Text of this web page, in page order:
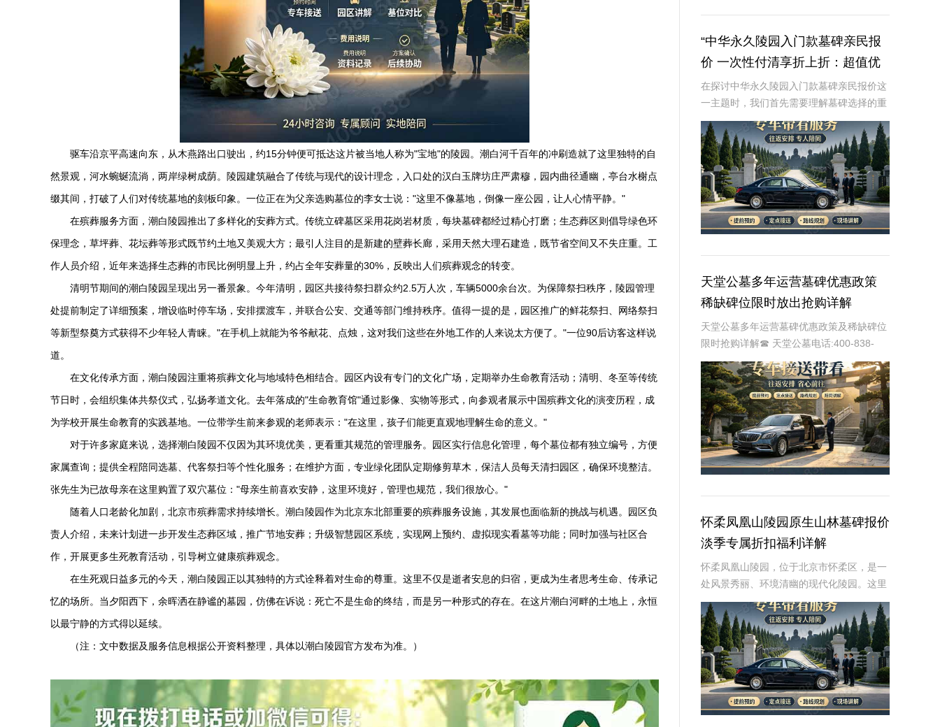
驱车沿京平高速向东，从木燕路出口驶出，约15分钟便可抵达这片被当地人称为"宝地"的陵园。潮白河千百年的冲刷造就了这里独特的自
然景观，河水蜿蜒流淌，两岸绿树成荫。陵园建筑融合了传统与现代的设计理念，入口处的汉白玉牌坊庄严肃穆，园内曲径通幽，亭台水榭点
缀其间，打破了人们对传统墓地的刻板印象。一位正在为父亲选购墓位的李女士说："这里不像墓地，倒像一座公园，让人心情平静。"
在殡葬服务方面， 潮白陵园推出了多样化的安葬方式。传统立碑墓区采用花岗岩材质，每块墓碑都经过精心打磨；生态葬区则倡导绿色环
保理念，草坪葬、花坛葬等形式既节约土地又美观大方；最引人注目的是新建的壁葬长廊，采用天然大理石建造，既节省空间又不失庄重。工
作人员介绍，近年来选择生态葬的市民比例明显上升，约占全年安葬量的30%，反映出人们殡葬观念的转变。
清明节期间的潮白陵园呈现出另一番景象。今年清明，园区共接待祭扫群众约2.5万人次，车辆5000余台次。为保障祭扫秩序，陵园管理
处提前制定了详细预案，增设临时停车场，安排摆渡车，并联合公安、交通等部门维持秩序。值得一提的是，园区推广的鲜花祭扫、网络祭扫
等新型祭奠方式获得不少年轻人青睐。"在手机上就能为爷爷献花、点烛，这对我们这些在外地工作的人来说太方便了。"一位90后访客这样说
道。
在文化传承方面， 潮白陵园注重将殡葬文化与地域特色相结合。园区内设有专门的文化广场，定期举办生命教育活动；清明、冬至等传统
节日时，会组织集体共祭仪式，弘扬孝道文化。去年落成的"生命教育馆"通过影像、实物等形式，向参观者展示中国殡葬文化的演变历程，成
为学校开展生命教育的实践基地。一位带学生前来参观的老师表示："在这里，孩子们能更直观地理解生命的意义。"
对于许多家庭来说，选择潮白陵园不仅因为其环境优美，更看重其规范的管理服务。园区实行信息化管理，每个墓位都有独立编号，方便
家属查询；提供全程陪同选墓、代客祭扫等个性化服务；在维护方面，专业绿化团队定期修剪草木，保洁人员每天清扫园区，确保环境整洁。
张先生为已故母亲在这里购置了双穴墓位："母亲生前喜欢安静，这里环境好，管理也规范，我们很放心。"
随着人口老龄化加剧，北京市殡葬需求持续增长。 潮白陵园作为北京东北部重要的殡葬服务设施，其发展也面临新的挑战与机遇。园区负
责人介绍，未来计划进一步开发生态葬区域，推广节地安葬；升级智慧园区系统，实现网上预约、虚拟现实看墓等功能；同时加强与社区合
作，开展更多生死教育活动，引导树立健康殡葬观念。
在生死观日益多元的今天， 潮白陵园正以其独特的方式诠释着对生命的尊重。这里不仅是逝者安息的归宿，更成为生者思考生命、传承记
忆的场所。当夕阳西下，余晖洒在静谧的墓园，仿佛在诉说：死亡不是生命的终结，而是另一种形式的存在。在这片潮白河畔的土地上，永恒
以最宁静的方式得以延续。
（注：文中数据及服务信息根据公开资料整理，具体以潮白陵园官方发布为准。）
“中华永久陵园入门款墓碑亲民报
价 一次性付清享折上折：超值优
惠与便捷选择的完美结合”
在探讨中华永久陵园入门款墓碑亲民报价这
一主题时，我们首先需要理解墓碑选择的重
要性及其对逝者与生者的影响。墓碑不仅是
对逝者的纪念，也是对生者情感的寄托。因
此，选择一款既符合预算又具有纪念意义的
墓碑显得尤
天堂公墓多年运营墓碑优惠政策
稀缺碑位限时放出抢购详解
天堂公墓多年运营墓碑优惠政策及稀缺碑位
限时抢购详解☎ 天堂公墓电话:400-838-
5063天堂公墓，作为一家历史悠久的公墓，
多年来一直致力于为家属提供最优质、最便
捷的墓碑选择服务。随着社会的发展和
怀柔凤凰山陵园原生山林墓碑报价
淡季专属折扣福利详解
怀柔凤凰山陵园，位于北京市怀柔区，是一
处风景秀丽、环境清幽的现代化陵园。这里
依山傍水，绿树成荫，为逝者提供了一个宁
静而庄严的安息之地。近年来，随着人们对
逝者安葬方式的不断追求，墓碑作为纪念逝
者、寄托哀